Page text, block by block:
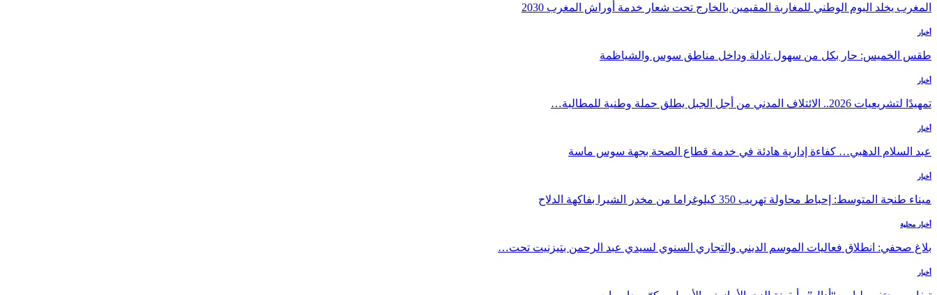
المغرب يخلد اليوم الوطني للمغاربة المقيمين بالخارج تحت شعار خدمة أوراش المغرب 2030
أخبار
طقس الخميس: ﺣﺎﺭ بكل من سهول تادلة وداخل مناطق سوس والشياظمة
أخبار
تمهيدًا لتشريعيات 2026.. الائتلاف المدني من أجل الجبل يطلق حملة وطنية للمطالبة…
أخبار
عبد السلام الدهبي… كفاءة إدارية هادئة في خدمة قطاع الصحة بجهة سوس ماسة
أخبار
ميناء طنجة المتوسط: إحباط محاولة تهريب 350 كيلوغراما من مخدر الشيرا بفاكهة الدلاح
أخبار محلية
بلاغ صحفي: انطلاق فعاليات الموسم الديني والتجاري السنوي لسيدي عبد الرحمن بتيزنيت تحت…
أخبار